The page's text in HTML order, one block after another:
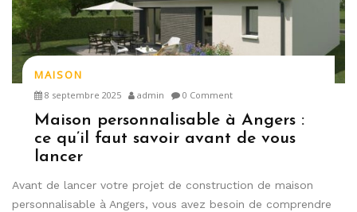
MAISON
8 septembre 2025 admin 0 Comment
Maison personnalisable à Angers :
ce qu’il faut savoir avant de vous
lancer
Avant de lancer votre projet de construction de maison
personnalisable à Angers, vous avez besoin de comprendre